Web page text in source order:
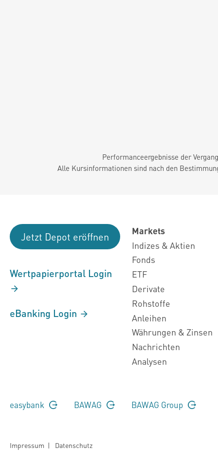
Performanceergebnisse der
Alle Kursinformationen sind nach den
Jetzt Depot eröffnen
Wertpapierportal Login
eBanking Login
Markets
Indizes & Aktien
Fonds
ETF
Derivate
Rohstoffe
Anleihen
Währungen & Zinsen
Nachrichten
Analysen
easybank BAWAG BAWAG Group
Impressum | Datenschutz